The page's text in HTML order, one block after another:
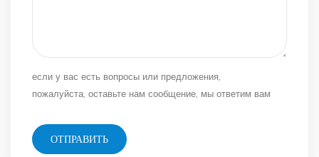
если у вас есть вопросы или предложения,
пожалуйста, оставьте нам сообщение, мы ответим вам
ОТПРАВИТЬ